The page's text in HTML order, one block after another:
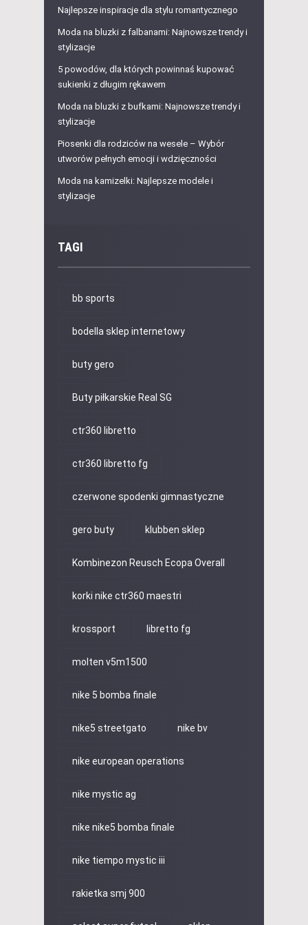
Najlepsze inspiracje dla stylu romantycznego
Moda na bluzki z falbanami: Najnowsze trendy i
stylizacje
5 powodów, dla których powinnaś kupować
sukienki z długim rękawem
Moda na bluzki z bufkami: Najnowsze trendy i
stylizacje
Piosenki dla rodziców na wesele – Wybór
utworów pełnych emocji i wdzięczności
Moda na kamizelki: Najlepsze modele i
stylizacje
TAGI
bb sports
bodella sklep internetowy
buty gero
Buty piłkarskie Real SG
ctr360 libretto
ctr360 libretto fg
czerwone spodenki gimnastyczne
gero buty klubben sklep
Kombinezon Reusch Ecopa Overall
korki nike ctr360 maestri
krossport libretto fg
molten v5m1500
nike 5 bomba finale
nike5 streetgato nike bv
nike european operations
nike mystic ag
nike nike5 bomba finale
nike tiempo mystic iii
rakietka smj 900